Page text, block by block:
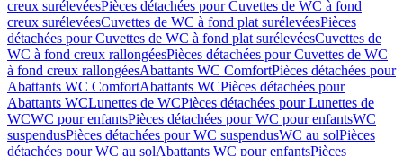
creux surélevéesPièces détachées pour Cuvettes de WC à fond
creux surélevéesCuvettes de WC à fond plat surélevéesPièces
détachées pour Cuvettes de WC à fond plat surélevéesCuvettes de
WC à fond creux rallongéesPièces détachées pour Cuvettes de WC
à fond creux rallongéesAbattants WC ComfortPièces détachées pour
Abattants WC ComfortAbattants WCPièces détachées pour
Abattants WCLunettes de WCPièces détachées pour Lunettes de
WCWC pour enfantsPièces détachées pour WC pour enfantsWC
suspendusPièces détachées pour WC suspendusWC au solPièces
détachées pour WC au solAbattants WC pour enfantsPièces